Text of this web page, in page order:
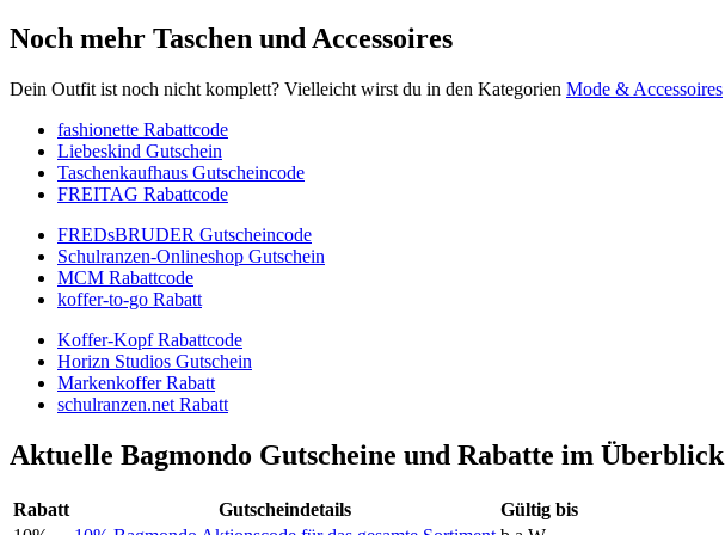
Noch mehr Taschen und Accessoires
Dein Outfit ist noch nicht komplett? Vielleicht wirst du in den Kategorien Mode & Accessoires
fashionette Rabattcode
Liebeskind Gutschein
Taschenkaufhaus Gutscheincode
FREITAG Rabattcode
FREDsBRUDER Gutscheincode
Schulranzen-Onlineshop Gutschein
MCM Rabattcode
koffer-to-go Rabatt
Koffer-Kopf Rabattcode
Horizn Studios Gutschein
Markenkoffer Rabatt
schulranzen.net Rabatt
Aktuelle Bagmondo Gutscheine und Rabatte im Überblick
Rabatt Gutscheindetails
Gültig bis